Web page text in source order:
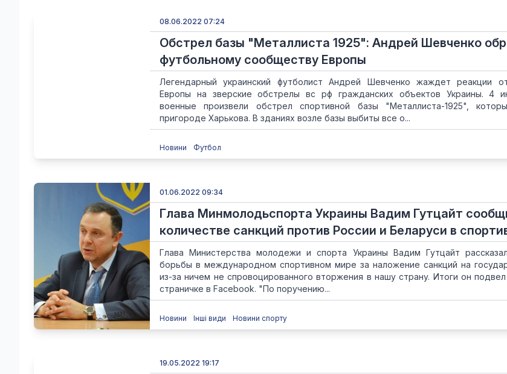
08.06.2022 07:24
Обстрел базы "Металлиста 1925": Андрей Шевченко
футбольному сообществу Европы
Легендарный украинский футболист Андрей Шевченко жаждет реакции
Европы на зверские обстрелы вс рф гражданских объектов Украины. 4
военные произвели обстрел спортивной базы "Металлиста-1925",
пригороде Харькова. В зданиях возле базы выбиты все о...
Новини Футбол
01.06.2022 09:34
Глава Минмолодьспорта Украины Вадим Гутцайт
количестве санкций против России и Беларуси в
Глава Министерства молодежи и спорта Украины Вадим Гутцайт
борьбы в международном спортивном мире за наложение санкций на
из-за ничем не спровоцированного вторжения в нашу страну. Итоги он
страничке в Facebook. "По поручению...
Новини Інші види Новини спорту
19.05.2022 19:17